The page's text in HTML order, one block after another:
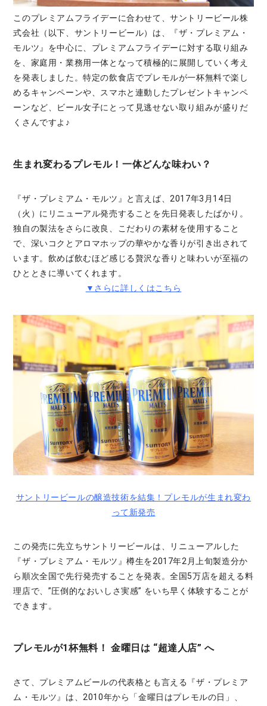
このプレミアムフライデーに合わせて、サントリービール株
式会社（以下、サントリービール）は、『ザ・プレミアム・
モルツ』を中心に、プレミアムフライデーに対する取り組み
を、家庭用・業務用一体となって積極的に展開していく考え
を発表しました。特定の飲食店でプレモルが一杯無料で楽し
めるキャンペーンや、スマホと連動したプレゼントキャンペ
ーンなど、ビール女子にとって見逃せない取り組みが盛りだ
くさんですよ♪
生まれ変わるプレモル！一体どんな味わい？
『ザ・プレミアム・モルツ』と言えば、2017年3月14日
（火）にリニューアル発売することを先日発表したばかり。
独自の製法をさらに改良、こだわりの素材を使用すること
で、深いコクとアロマホップの華やかな香りが引き出されて
います。飲めば飲むほど感じる贅沢な香りと味わいが至福の
ひとときに導いてくれます。
▼さらに詳しくはこちら
サントリービールの醸造技術を結集！プレモルが生まれ変わ
って新発売
この発売に先立ちサントリービールは、リニューアルした
『ザ・プレミアム・モルツ』樽生を2017年2月上旬製造分か
ら順次全国で先行発売することを発表。全国5万店を超える料
理店で、”圧倒的なおいしさ実感” をいち早く体験することが
できます。
プレモルが1杯無料！ 金曜日は “超達人店” へ
さて、プレミアムビールの代表格とも言える『ザ・プレミア
ム・モルツ』は、2010年から「金曜日はプレモルの日」、